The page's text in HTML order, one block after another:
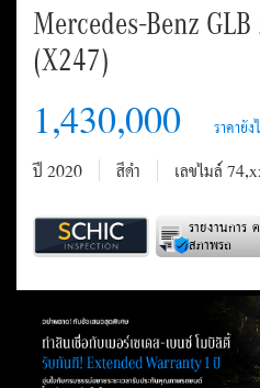
Mercedes-Benz
(X247)
1,430,000
ปี 2020 สีดำ เลขไมล์
รายงานการ
สภาพรถ